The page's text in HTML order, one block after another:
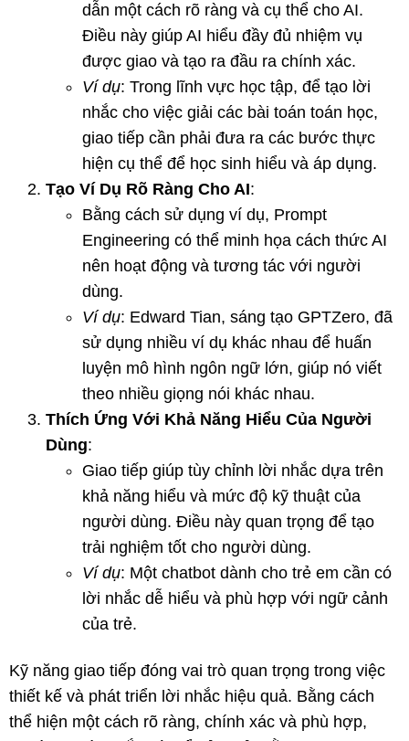
dẫn một cách rõ ràng và cụ thể cho AI.
Điều này giúp AI hiểu đầy đủ nhiệm vụ
được giao và tạo ra đầu ra chính xác.
Ví dụ: Trong lĩnh vực học tập, để tạo lời
nhắc cho việc giải các bài toán toán học,
giao tiếp cần phải đưa ra các bước thực
hiện cụ thể để học sinh hiểu và áp dụng.
Tạo Ví Dụ Rõ Ràng Cho AI:
Bằng cách sử dụng ví dụ, Prompt
Engineering có thể minh họa cách thức AI
nên hoạt động và tương tác với người
dùng.
Ví dụ: Edward Tian, sáng tạo GPTZero, đã
sử dụng nhiều ví dụ khác nhau để huấn
luyện mô hình ngôn ngữ lớn, giúp nó viết
theo nhiều giọng nói khác nhau.
Thích Ứng Với Khả Năng Hiểu Của Người
Dùng:
Giao tiếp giúp tùy chỉnh lời nhắc dựa trên
khả năng hiểu và mức độ kỹ thuật của
người dùng. Điều này quan trọng để tạo
trải nghiệm tốt cho người dùng.
Ví dụ: Một chatbot dành cho trẻ em cần có
lời nhắc dễ hiểu và phù hợp với ngữ cảnh
của trẻ.
Kỹ năng giao tiếp đóng vai trò quan trọng trong việc
thiết kế và phát triển lời nhắc hiệu quả. Bằng cách
thể hiện một cách rõ ràng, chính xác và phù hợp,